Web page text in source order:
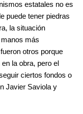
estatales no es
puede tener piedras
la situación
más
otros porque
la obra, pero el
ciertos fondos o
Javier Saviola y